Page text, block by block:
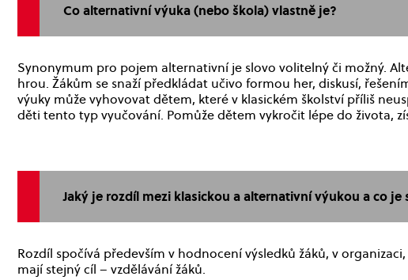
Co alternativní výuka (nebo škola) vlastně je?
Synonymum pro pojem alternativní je slovo volitelný či možný.
hrou. Žákům se snaží předkládat učivo formou her, diskusí,
výuky může vyhovovat dětem, které v klasickém školství příliš
děti tento typ vyučování. Pomůže dětem vykročit lépe do života,
Jaký je rozdíl mezi klasickou a alternativní výukou a co je
Rozdíl spočívá především v hodnocení výsledků žáků, v
mají stejný cíl – vzdělávání žáků.